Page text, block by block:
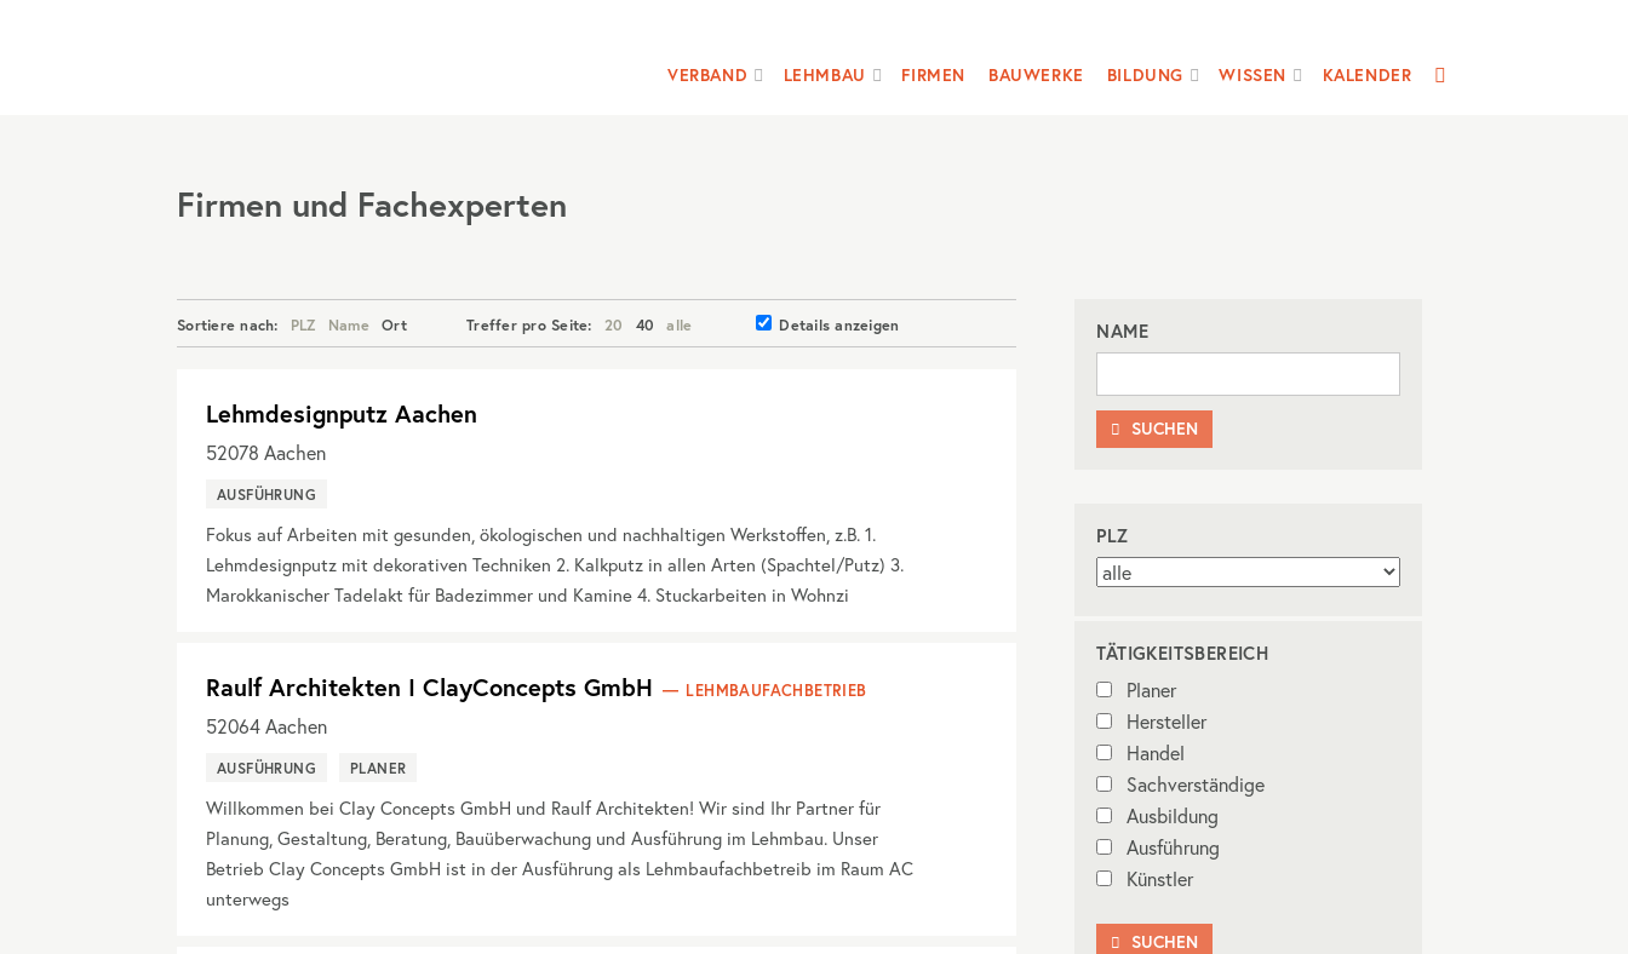
VERBAND LEHMBAU FIRMEN BAUWERKE BILDUNG WISSEN KALENDER
Firmen und Fachexperten
Sortiere nach: PLZ Name Ort Treffer pro Seite: 20 40 alle Details anzeigen
Lehmdesignputz Aachen
52078 Aachen
AUSFÜHRUNG
Fokus auf Arbeiten mit gesunden, ökologischen und nachhaltigen Werkstoffen, z.B. 1.
Lehmdesignputz mit dekorativen Techniken 2. Kalkputz in allen Arten (Spachtel/Putz) 3.
Marokkanischer Tadelakt für Badezimmer und Kamine 4. Stuckarbeiten in Wohnzi
Raulf Architekten I ClayConcepts GmbH LEHMBAUFACHBETRIEB
52064Aachen
AUSFÜHRUNG PLANER
Willkommen bei Clay Concepts GmbH und Raulf Architekten! Wir sind Ihr Partner für
Planung, Gestaltung, Beratung, Bauüberwachung und Ausführung im Lehmbau. Unser
Betrieb Clay Concepts GmbH ist in der Ausführung als Lehmbaufachbetreib im Raum AC
unterwegs
NAME
 SUCHEN
PLZ
TÄTIGKEITSBEREICH
Planer
Hersteller
Handel
Sachverständige
Ausbildung
Ausführung
Künstler
 SUCHEN